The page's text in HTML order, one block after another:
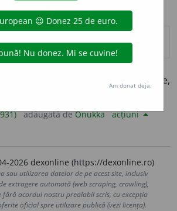
DEX
A crește copii, a le da creștere,
adăugată deOnukka acțiuni
2026 dexonline (https://dexonline.ro)
sau utilizarea datelor de pe acest site, inclusiv
extragere automată (web scraping, crawling),
fără acordul nostru prealabil scris, cu excepția
oficial spre utilizare publică (vezi licența).
Am donat deja.